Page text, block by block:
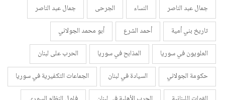
جمال عبد الناصر
النساء الجرحى
جمال عبد الناصر
تاريخ بني أمية
أحمد الشرع
أبو محمد الجولاني
العلويون في سوريا
المذابح في سوريا
الحرب على لبنان
حكومة الجولاني
السيادة في لبنان
الجماعات التكفيرية في سوريا